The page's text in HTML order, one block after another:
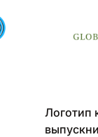
Логотип